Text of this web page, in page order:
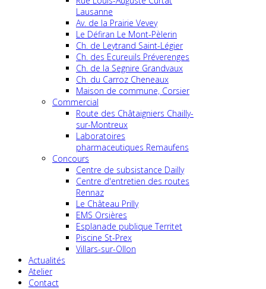
Lausanne
Av. de la Prairie Vevey
Le Défiran Le Mont-Pèlerin
Ch. de Leytrand Saint-Légier
Ch. des Ecureuils Préverenges
Ch. de la Segnire Grandvaux
Ch. du Carroz Cheneaux
Maison de commune, Corsier
Commercial
Route des Châtaigniers Chailly-
sur-Montreux
Laboratoires
pharmaceutiques Remaufens
Concours
Centre de subsistance Dailly
Centre d'entretien des routes
Rennaz
Le Château Prilly
EMS Orsières
Esplanade publique Territet
Piscine St-Prex
Villars-sur-Ollon
Actualités
Atelier
Contact